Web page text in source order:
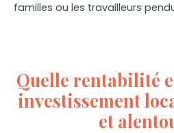
familles ou les travailleurs
Quelle rentabilité
investissement
et